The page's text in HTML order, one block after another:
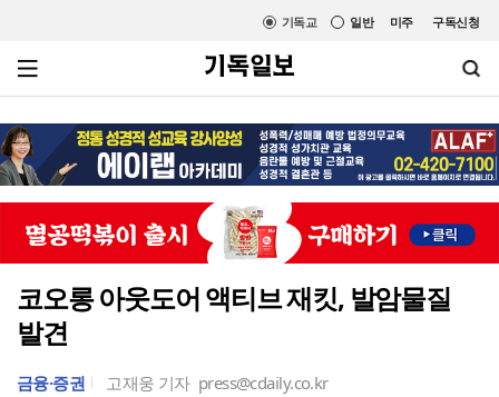
미주 구독신청
일반
기독교
코오롱 아웃도어 액티브 재킷, 발암물질
발견
금융·증권 고재웅 기자 press@cdaily.co.kr